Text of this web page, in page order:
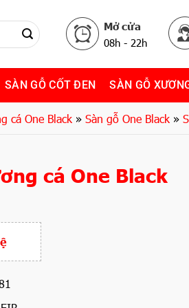
Mở cửa
08h - 22h
SÀN GỖ CỐT ĐEN SÀN GỖ
cá One Black » Sàn gỗ One Black »
cá One Black